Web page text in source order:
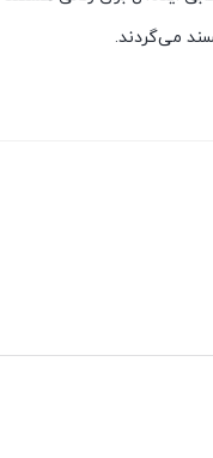
می‌گردند.